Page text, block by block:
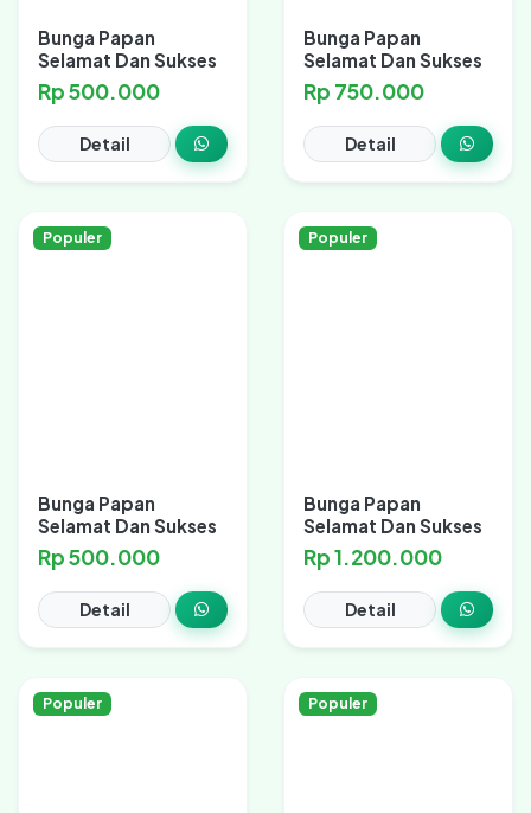
Bunga Papan
Selamat Dan Sukses
Rp 500.000
Detail
Bunga Papan
Selamat Dan Sukses
Rp 750.000
Detail
Populer
Bunga Papan
Selamat Dan Sukses
Rp 500.000
Detail
Populer
Bunga Papan
Selamat Dan Sukses
Rp 1.200.000
Detail
Populer Populer